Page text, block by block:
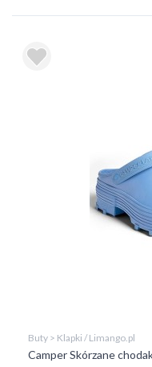
Buty > Klapki / Limango.pl
Camper Skórzane